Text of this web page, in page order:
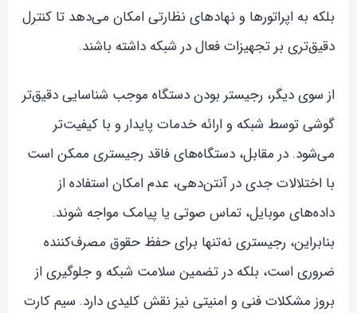
بلکه به اپراتورها و نهادهای نظارتی امکان می‌دهد تا کنترل
دقیق‌تری بر تجهیزات فعال در شبکه داشته باشند.
از سوی دیگر، رجیستر بودن دستگاه موجب شناسایی دقیق‌تر
گوشی توسط شبکه و ارائه خدمات پایدار و با کیفیت‌تر
می‌شود. در مقابل، دستگاه‌های فاقد رجیستری ممکن است
با اختلالات جدی در آنتن‌دهی، عدم امکان استفاده از
داده‌های موبایل، تماس صوتی یا پیامک مواجه شوند.
بنابراین، رجیستری نه‌تنها برای حفظ حقوق مصرف‌کننده
ضروری است، بلکه در تضمین سلامت شبکه و جلوگیری از
بروز مشکلات فنی و امنیتی نیز نقش کلیدی دارد. سیم کارت